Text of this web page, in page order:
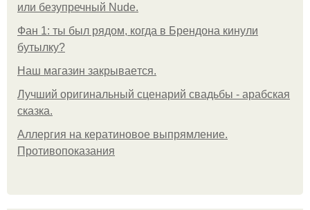
или безупречный Nude.
Фан 1: ты был рядом, когда в Брендона кинули
бутылку?
Нaш магaзин зaкрывaeтся.
Лучший оригинальный сценарий свадьбы - арабская
сказка.
Аллергия на кератиновое выпрямление.
Противопоказания